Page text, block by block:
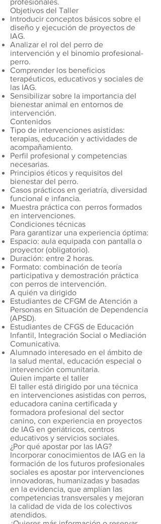
profesionales.
Objetivos del Taller
Introducir conceptos básicos sobre el
diseño y ejecución de proyectos de
IAG.
Analizar el rol del perro de
intervención y el binomio profesional-
perro.
Comprender los beneficios
terapéuticos, educativos y sociales de
las IAG.
Sensibilizar sobre la importancia del
bienestar animal en entornos de
intervención.
Contenidos
Tipo de intervenciones asistidas:
terapias, educación y actividades de
acompañamiento.
Perfil profesional y competencias
necesarias.
Principios éticos y requisitos del
bienestar del perro.
Casos prácticos en geriatría, diversidad
funcional e infancia.
Muestra práctica con perros formados
en intervenciones.
Condiciones técnicas
Para garantizar una experiencia óptima:
Espacio: aula equipada con pantalla o
proyector (obligatorio).
Duración: entre 2 horas.
Formato: combinación de teoría
participativa y demostración práctica
con perros de intervención.
A quién va dirigido
Estudiantes de CFGM de Atención a
Personas en Situación de Dependencia
(APSD).
Estudiantes de CFGS de Educación
Infantil, Integración Social o Mediación
Comunicativa.
Alumnado interesado en el ámbito de
la salud mental, educación especial o
intervención comunitaria.
Quien imparte el taller
El taller está dirigido por una técnica
en intervenciones asistidas con perros,
educadora canina certificada y
formadora profesional del sector
canino, con experiencia en proyectos
de IAG en geriátricos, centros
educativos y servicios sociales.
¿Por qué apostar por las IAG?
Incorporar conocimientos de IAG en la
formación de los futuros profesionales
sociales es apostar por intervenciones
innovadoras, humanizadas y basadas
en la evidencia, que amplían las
competencias transversales y mejoran
la calidad de vida de los colectivos
atendidos.